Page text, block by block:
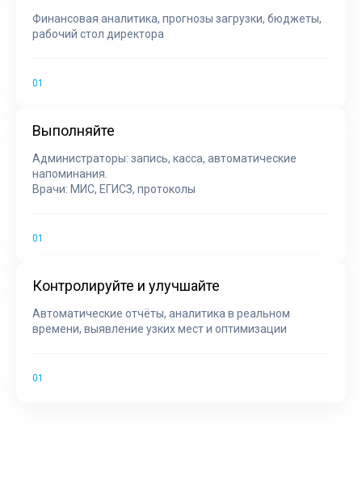
Финансовая аналитика, прогнозы загрузки, бюджеты,
рабочий стол директора
Выполняйте
Администраторы: запись, касса, автоматические
напоминания.
Врачи: МИС, ЕГИСЗ, протоколы
Контролируйте и улучшайте
Автоматические отчёты, аналитика в реальном
времени, выявление узких мест и оптимизации